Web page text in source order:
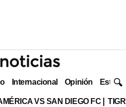
Internacional Opinión Estilo
VS SAN DIEGO FC